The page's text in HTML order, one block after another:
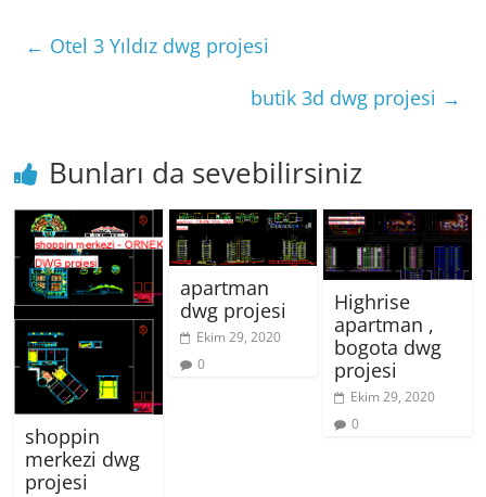
← Otel 3 Yıldız dwg projesi
butik 3d dwg projesi →
Bunları da sevebilirsiniz
shoppin
merkezi dwg
projesi
apartman
dwg projesi
Ekim 29, 2020
0
Highrise
apartman ,
bogota dwg
projesi
Ekim 29, 2020
0